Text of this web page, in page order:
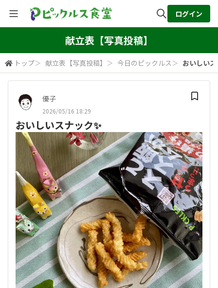
検索
ログイン
献立表【写真投稿】
トップ＞ 献立表【写真投稿】 ＞ 今日のピックルス＞ おいしい
優子
2026/05/16 18:29
おいしいスナック✨